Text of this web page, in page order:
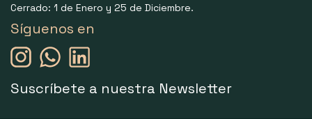
Cerrado: 1 de Enero y 25 de Diciembre.
Síguenos en
Suscríbete a nuestra Newsletter